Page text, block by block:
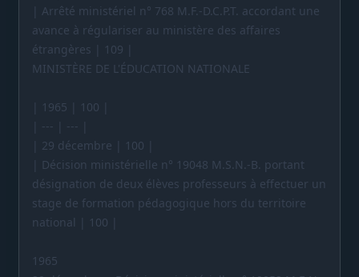
| Arrêté ministériel n° 768 M.F.-D.C.P.T. accordant une
avance à régulariser au ministère des affaires
étrangères | 109 |
MINISTÈRE DE L'ÉDUCATION NATIONALE
| 1965 | 100 |
| --- | --- |
| 29 décembre | 100 |
| Décision ministérielle n° 19048 M.S.N.-B. portant
désignation de deux élèves professeurs à effectuer un
stage de formation pédagogique hors du territoire
national | 100 |
1965